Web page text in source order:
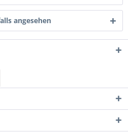
angesehen